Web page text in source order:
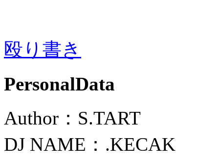
殴り書き
PersonalData
Author：S.TART
DJ NAME：.KECAK